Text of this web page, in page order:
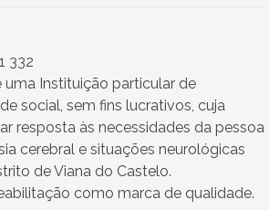
332
uma Instituição particular de
social, sem fins lucrativos, cuja
resposta às necessidades da pessoa
cerebral e situações neurológicas
de Viana do Castelo.
como marca de qualidade.